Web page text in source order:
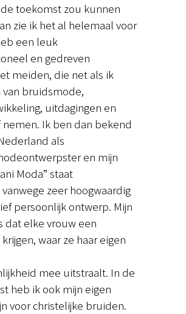
toekomst zou kunnen
zie ik het al helemaal voor
een leuk
en gedreven
meiden, die net als ik
bruidsmode,
uitdagingen en
Ik ben dan bekend
als
en mijn
Moda” staat
zeer hoogwaardig
persoonlijk ontwerp. Mijn
dat elke vrouw een
waar ze haar eigen
mee uitstraalt. In de
heb ik ook mijn eigen
voor christelijke bruiden.